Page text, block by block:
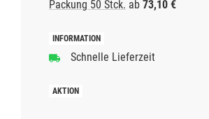
Packung 50 Stck. ab 73,10 €
Schnelle Lieferzeit